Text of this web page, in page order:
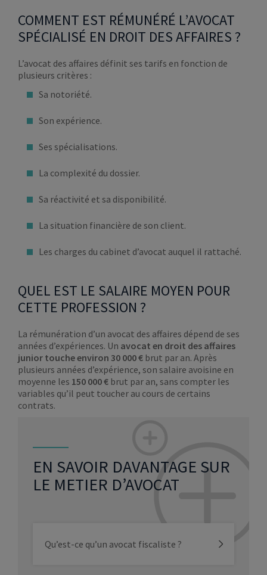
COMMENT EST RÉMUNÉRÉ L’AVOCAT
SPÉCIALISÉ EN DROIT DES AFFAIRES ?
L’avocat des affaires définit ses tarifs en fonction de
plusieurs critères :
Sa notoriété.
Son expérience.
Ses spécialisations.
La complexité du dossier.
Sa réactivité et sa disponibilité.
La situation financière de son client.
Les charges du cabinet d’avocat auquel il rattaché.
QUEL EST LE SALAIRE MOYEN POUR
CETTE PROFESSION ?
La rémunération d’un avocat des affaires dépend de ses
années d’expériences. Un avocat en droit des affaires
junior touche environ 30 000 € brut par an. Après
plusieurs années d’expérience, son salaire avoisine en
moyenne les 150 000 € brut par an, sans compter les
variables qu’il peut toucher au cours de certains
contrats.
EN SAVOIR DAVANTAGE SUR
LE METIER D’AVOCAT
Qu’est-ce qu’un avocat fiscaliste ?